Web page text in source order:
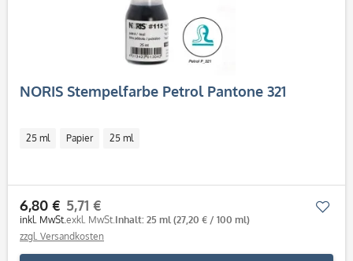
NORIS Stempelfarbe Petrol Pantone 321
25 ml Papier 25 ml
6,80 €
inkl. MwSt.
5,71 €
exkl. MwSt.Inhalt: 25 ml (27,20 € / 100 ml)
zzgl. Versandkosten